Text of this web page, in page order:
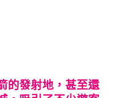
的發射地，甚至還